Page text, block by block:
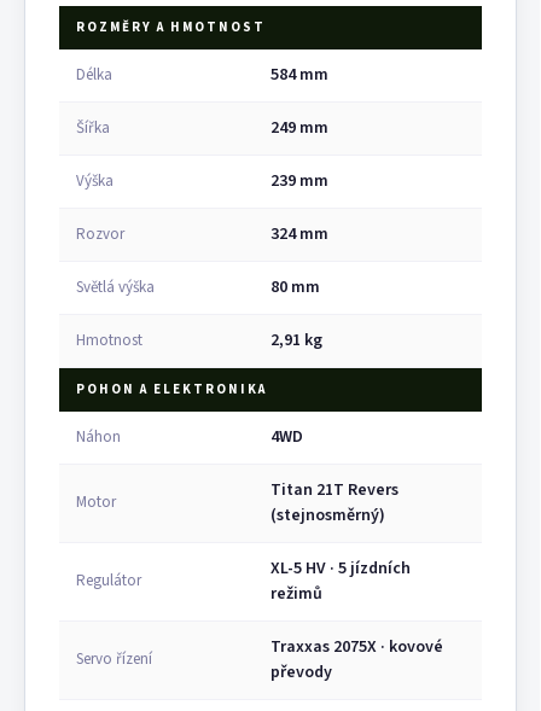
ROZMĚRY A HMOTNOST
Délka 584 mm
Šířka 249 mm
Výška 239 mm
Rozvor 324 mm
Světlá výška 80 mm
Hmotnost 2,91 kg
POHON A ELEKTRONIKA
Náhon 4WD
Motor
Titan 21T Revers
(stejnosměrný)
Regulátor
XL-5 HV · 5 jízdních
režimů
Servo řízení
Traxxas 2075X · kovové
převody